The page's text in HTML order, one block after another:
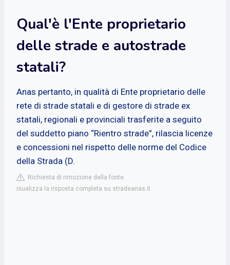
Qual'è l'Ente proprietario
delle strade e autostrade
statali?
Anas pertanto, in qualità di Ente proprietario delle
rete di strade statali e di gestore di strade ex
statali, regionali e provinciali trasferite a seguito
del suddetto piano “Rientro strade”, rilascia licenze
e concessioni nel rispetto delle norme del Codice
della Strada (D.
Richiesta di rimozione della fonte
isualizza la risposta completa su stradeanas.it